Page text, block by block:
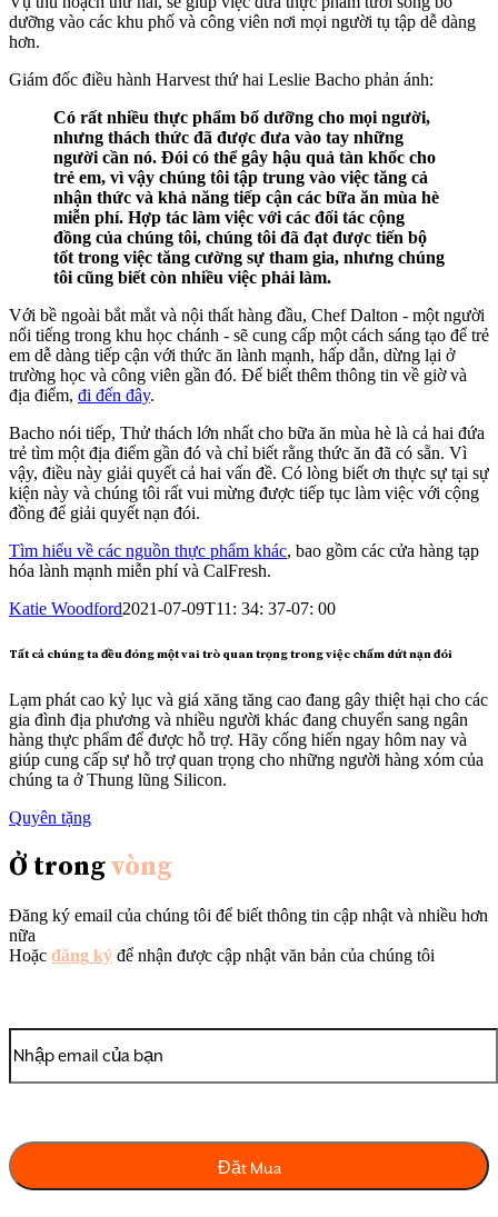
dưỡng vào các khu phố và công viên nơi mọi người tụ tập dễ dàng
hơn.
Giám đốc điều hành Harvest thứ hai Leslie Bacho phản ánh:
Có rất nhiều thực phẩm bổ dưỡng cho mọi người,
nhưng thách thức đã được đưa vào tay những
người cần nó. Đói có thể gây hậu quả tàn khốc cho
trẻ em, vì vậy chúng tôi tập trung vào việc tăng cả
nhận thức và khả năng tiếp cận các bữa ăn mùa hè
miễn phí. Hợp tác làm việc với các đối tác cộng
đồng của chúng tôi, chúng tôi đã đạt được tiến bộ
tốt trong việc tăng cường sự tham gia, nhưng chúng
tôi cũng biết còn nhiều việc phải làm.
Với bề ngoài bắt mắt và nội thất hàng đầu, Chef Dalton - một người
nổi tiếng trong khu học chánh - sẽ cung cấp một cách sáng tạo để trẻ
em dễ dàng tiếp cận với thức ăn lành mạnh, hấp dẫn, dừng lại ở
trường học và công viên gần đó. Để biết thêm thông tin về giờ và
địa điểm, đi đến đây.
Bacho nói tiếp, Thử thách lớn nhất cho bữa ăn mùa hè là cả hai đứa
trẻ tìm một địa điểm gần đó và chỉ biết rằng thức ăn đã có sẵn. Vì
vậy, điều này giải quyết cả hai vấn đề. Có lòng biết ơn thực sự tại sự
kiện này và chúng tôi rất vui mừng được tiếp tục làm việc với cộng
đồng để giải quyết nạn đói.
Tìm hiểu về các nguồn thực phẩm khác, bao gồm các cửa hàng tạp
hóa lành mạnh miễn phí và CalFresh.
Katie Woodford2021-07-09T11: 34: 37-07: 00
Tất cả chúng ta đều đóng một vai trò quan trọng trong việc chấm dứt nạn đói
Lạm phát cao kỷ lục và giá xăng tăng cao đang gây thiệt hại cho các
gia đình địa phương và nhiều người khác đang chuyển sang ngân
hàng thực phẩm để được hỗ trợ. Hãy cống hiến ngay hôm nay và
giúp cung cấp sự hỗ trợ quan trọng cho những người hàng xóm của
chúng ta ở Thung lũng Silicon.
Quyên tặng
Ở trongvòng
Đăng ký email của chúng tôi để biết thông tin cập nhật và nhiều hơn
nữa
Hoặc đăng ký để nhận được cập nhật văn bản của chúng tôi